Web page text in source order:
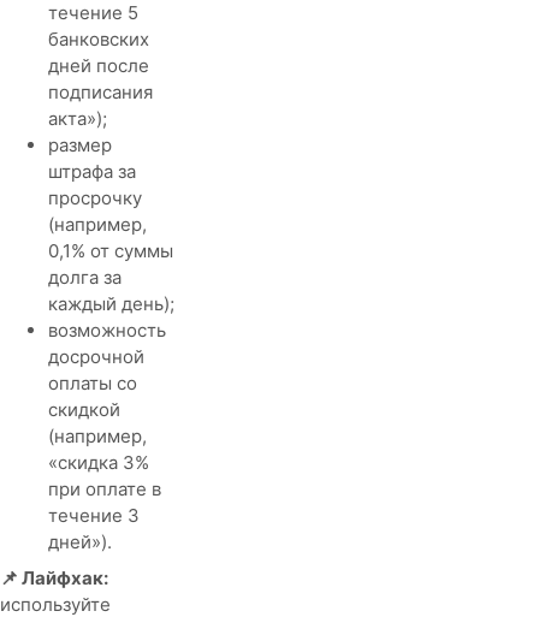
течение 5
банковских
дней после
подписания
акта»);
размер
штрафа за
просрочку
(например,
0,1% от суммы
долга за
каждый день);
возможность
досрочной
оплаты со
скидкой
(например,
«скидка 3%
при оплате в
течение 3
дней»).
📌 Лайфхак:
используйте